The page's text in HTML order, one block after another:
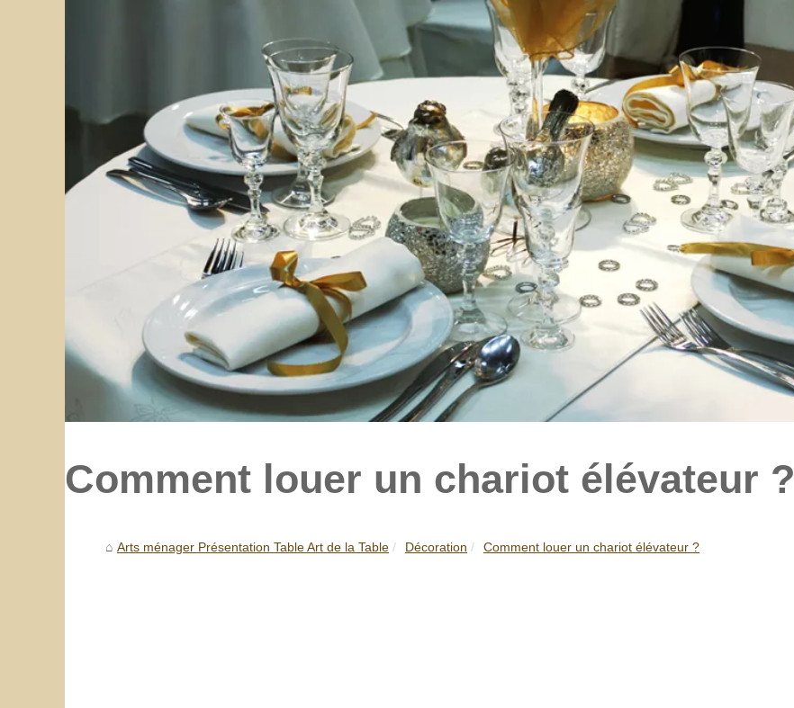
Comment louer un chariot élévateur ?
Arts ménager Présentation Table Art de la Table Décoration Comment louer un chariot élévateur ?